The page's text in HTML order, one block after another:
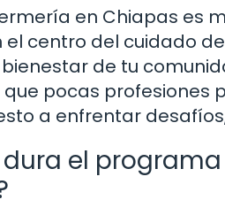
en Chiapas es
el centro del cuidado
de tu
pocas profesiones
a enfrentar
el